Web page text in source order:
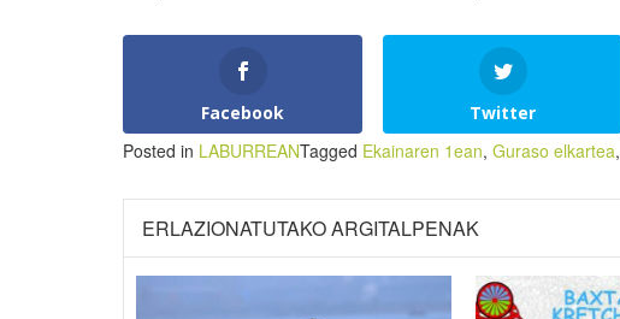
Facebook Twitter
Posted in LABURREANTagged Ekainaren 1ean, Guraso elkartea,
ERLAZIONATUTAKO ARGITALPENAK